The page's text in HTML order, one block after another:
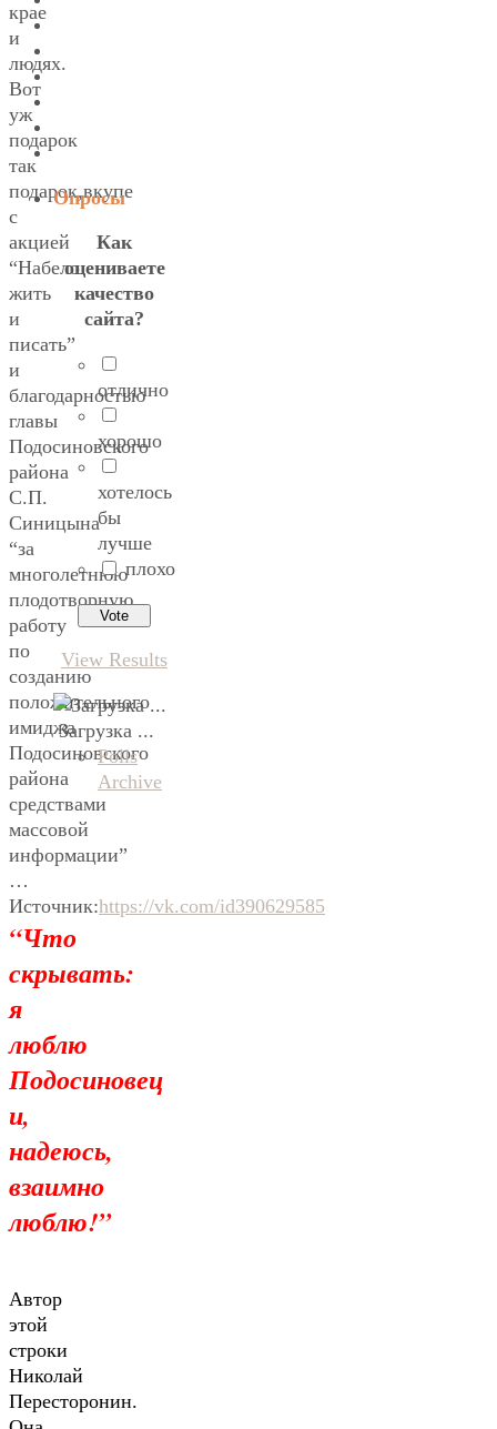
крае
и
людях.
Вот
уж
подарок
так
подарок,вкупе
с
акцией
“Набело
жить
и
писать”
и
благодарностью
главы
Подосиновского
района
С.П.
Синицына
“за
многолетнюю
плодотворную
работу
по
созданию
положительного
имиджа
Подосиновского
района
средствами
массовой
информации”
…
Источник:https://vk.com/id390629585
“Что
скрывать:
я
люблю
Подосиновец
и,
надеюсь,
взаимно
люблю!”
Автор
этой
строки
Николай
Пересторонин.
Опросы
Как
оцениваете
качество
сайта?
отлично
хорошо
хотелось
бы
лучше
плохо
View Results
Загрузка ...
Polls
Archive